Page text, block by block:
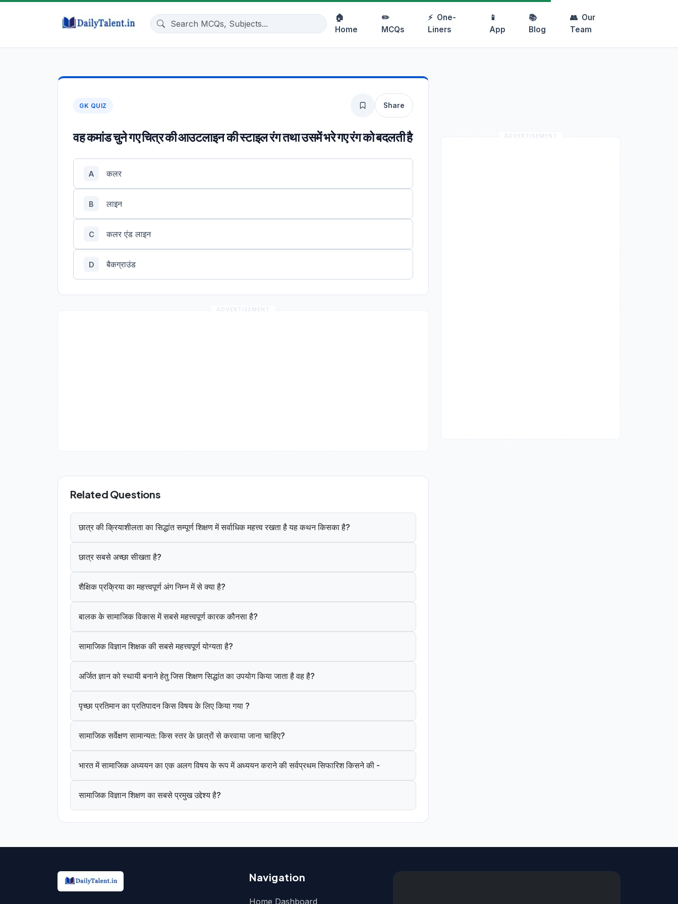
🏠
Home
✏️
MCQs
⚡ One-
Liners
📱
App
📚
Blog
👥 Our
Team
GK QUIZ Share
वह कमांड चुने गए चित्र की आउटलाइन की स्टाइल रंग तथा उसमें भरे गए रंग को बदलती है
A कलर
B लाइन
C कलर एंड लाइन
D बैकग्राउंड
Related Questions
छात्र की क्रियाशीलता का सिद्धांत सम्पूर्ण शिक्षण में सर्वाधिक महत्त्व रखता है यह कथन किसका है?
छात्र सबसे अच्छा सीखता है?
शैक्षिक प्रक्रिया का महत्त्वपूर्ण अंग निम्न में से क्या है?
बालक के सामाजिक विकास में सबसे महत्त्वपूर्ण कारक कौनसा है?
सामाजिक विज्ञान शिक्षक की सबसे महत्त्वपूर्ण योग्यता है?
अर्जित ज्ञान को स्थायी बनाने हेतु जिस शिक्षण सिद्धांत का उपयोग किया जाता है वह है?
पृच्छा प्रतिमान का प्रतिपादन किस विषय के लिए किया गया ?
सामाजिक सर्वेक्षण सामान्यत: किस स्तर के छात्रों से करवाया जाना चाहिए?
भारत में सामाजिक अध्ययन का एक अलग विषय के रूप में अध्ययन कराने की सर्वप्रथम सिफारिश किसने की -
सामाजिक विज्ञान शिक्षण का सबसे प्रमुख उद्देश्य है?
Navigation
Home Dashboard